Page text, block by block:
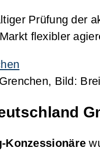
Prüfung der
flexibler
Bild:
Konzessionäre